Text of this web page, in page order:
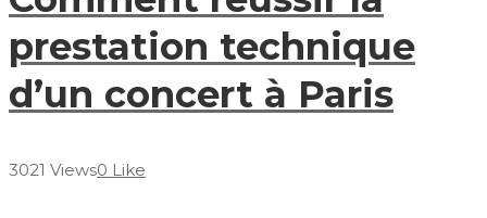
prestation technique
d’un concert à Paris
3021 Views0 Like